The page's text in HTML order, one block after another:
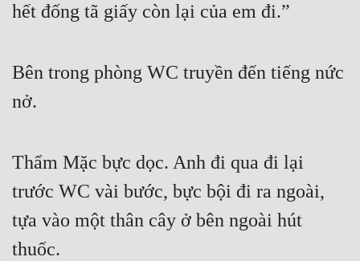
hết đống tã giấy còn lại của em đi.”
Bên trong phòng WC truyền đến tiếng nức
nở.
Thẩm Mặc bực dọc. Anh đi qua đi lại
trước WC vài bước, bực bội đi ra ngoài,
tựa vào một thân cây ở bên ngoài hút
thuốc.